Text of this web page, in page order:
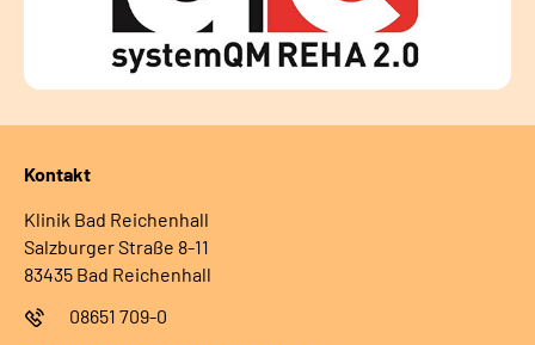
Kontakt
Klinik Bad Reichenhall
Salzburger Straße 8-11
83435 Bad Reichenhall
08651 709-0